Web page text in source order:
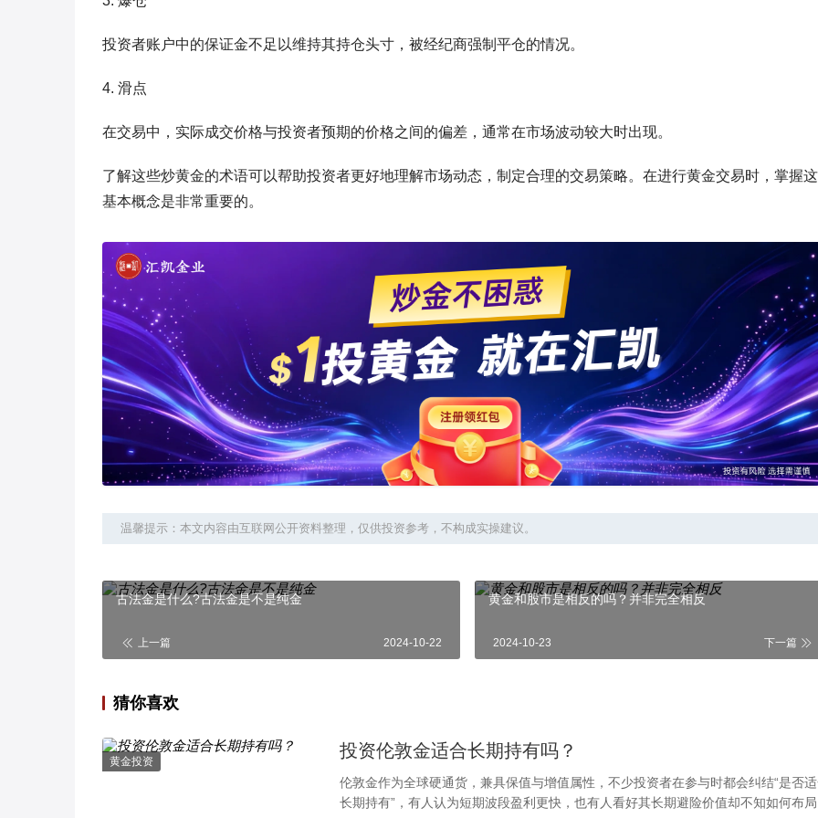
投资者账户中的保证金不足以维持其持仓头寸，被经纪商强制平仓的情况。
4. 滑点
在交易中，实际成交价格与投资者预期的价格之间的偏差，通常在市场波动较大时出现。
了解这些炒黄金的术语可以帮助投资者更好地理解市场动态，制定合理的交易策略。在进行黄金交易时，掌握
基本概念是非常重要的。
温馨提示：本文内容由互联网公开资料整理，仅供投资参考，不构成实操建议。
古法金是什么?古法金是不是纯金
上一篇 2024-10-22
黄金和股市是相反的吗？并非完全相反
2024-10-23 下一篇
猜你喜欢
黄金投资
投资伦敦金适合长期持有吗？
伦敦金作为全球硬通货，兼具保值与增值属性，不少投资者在参与时都会纠结“是否
长期持有”，有人认为短期波段盈利更快，也有人看好其长期避险价值却不知如何布